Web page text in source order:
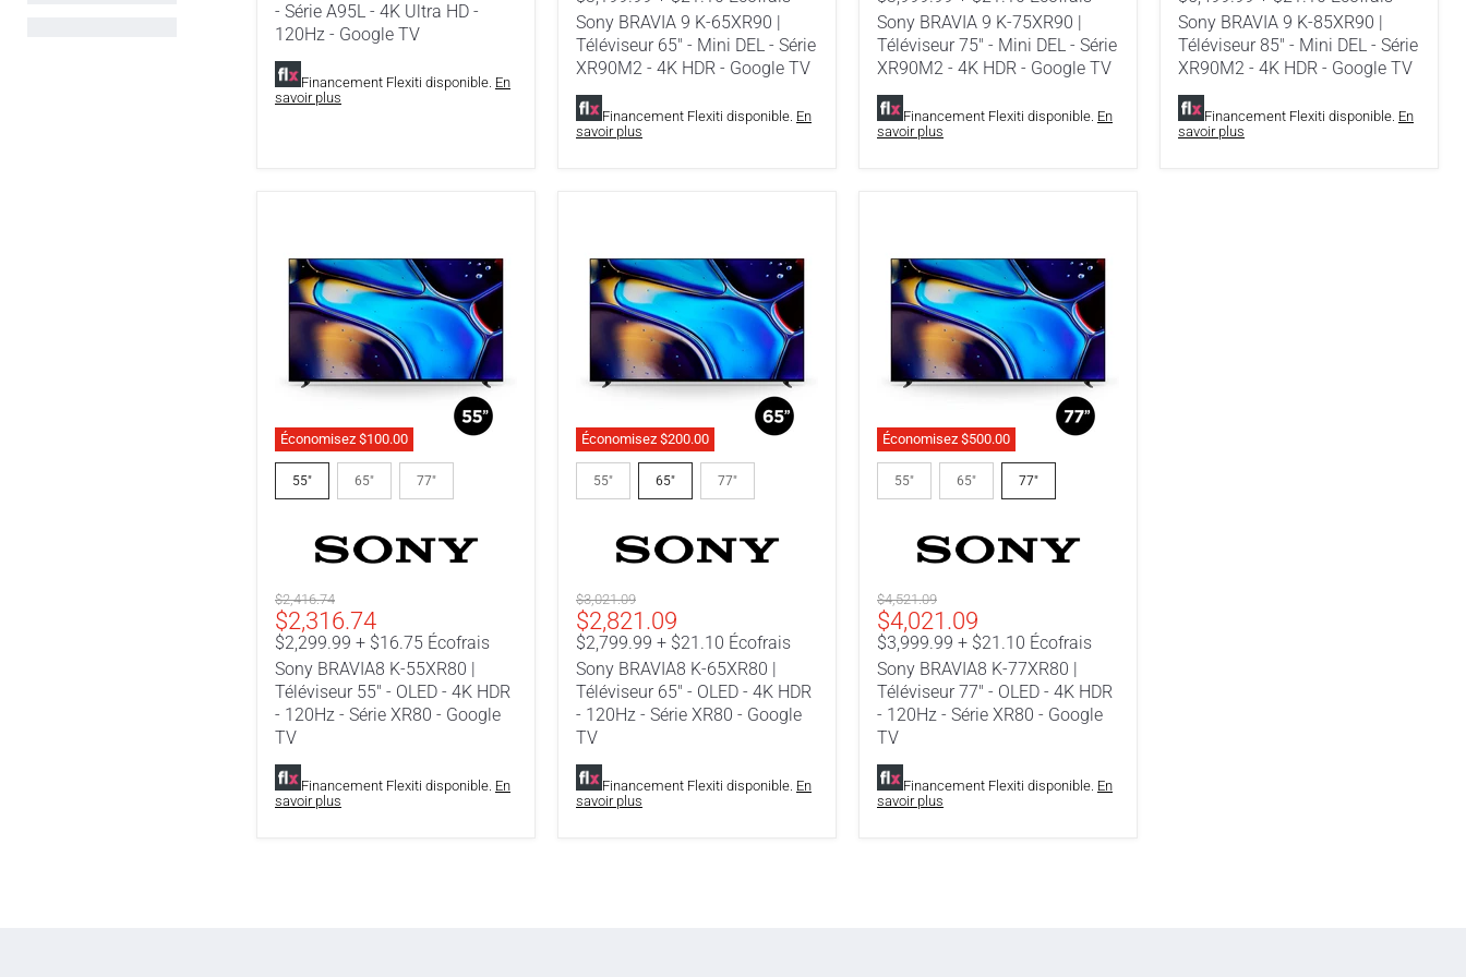
Série
A95L
4K
Ultra
HD
- Série A95L - 4K Ultra HD -
120Hz - Google TV
Financement Flexiti disponible. En
savoir plus
DEL
-
Série
XR90M2
4K
HDR
Sony BRAVIA 9 K-65XR90 |
Téléviseur 65" - Mini DEL - Série
XR90M2 - 4K HDR - Google TV
Financement Flexiti disponible. En
savoir plus
DEL
-
Série
XR90M2
4K
HDR
Sony BRAVIA 9 K-75XR90 |
Téléviseur 75" - Mini DEL - Série
XR90M2 - 4K HDR - Google TV
Financement Flexiti disponible. En
savoir plus
DEL
-
Série
XR90M2
4K
HDR
Sony BRAVIA 9 K-85XR90 |
Téléviseur 85" - Mini DEL - Série
XR90M2 - 4K HDR - Google TV
Financement Flexiti disponible. En
savoir plus
Économisez $100.00
Sony
BRAVIA8
K-
Téléviseur
-
OLED
-
4K
HDR
120Hz
-
XR80
-
Google
55" 65" 77"
Prix
original
$2,416.74
Prix
actuel
$2,316.74
$2,299.99 + $16.75 Écofrais
Sony BRAVIA8 K-55XR80 |
Téléviseur 55" - OLED - 4K HDR
- 120Hz - Série XR80 - Google
TV
Financement Flexiti disponible. En
savoir plus
Économisez $200.00
Sony
BRAVIA8
K-
Téléviseur
-
OLED
-
4K
HDR
120Hz
-
XR80
-
Google
55" 65" 77"
Prix
original
$3,021.09
Prix
actuel
$2,821.09
$2,799.99 + $21.10 Écofrais
Sony BRAVIA8 K-65XR80 |
Téléviseur 65" - OLED - 4K HDR
- 120Hz - Série XR80 - Google
TV
Financement Flexiti disponible. En
savoir plus
Économisez $500.00
Sony
BRAVIA8
K-
Téléviseur
-
OLED
-
4K
HDR
120Hz
-
XR80
-
Google
55" 65" 77"
Prix
original
$4,521.09
Prix
actuel
$4,021.09
$3,999.99 + $21.10 Écofrais
Sony BRAVIA8 K-77XR80 |
Téléviseur 77" - OLED - 4K HDR
- 120Hz - Série XR80 - Google
TV
Financement Flexiti disponible. En
savoir plus